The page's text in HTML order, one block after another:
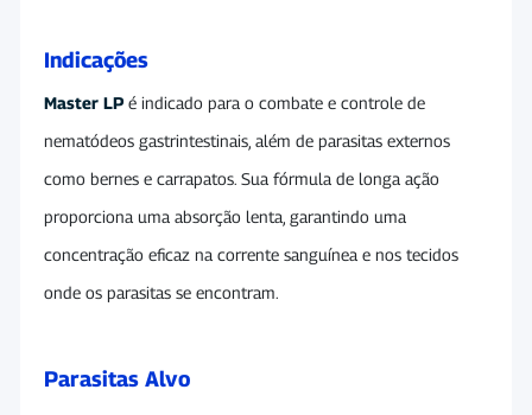
Indicações
Master LP é indicado para o combate e controle de
nematódeos gastrintestinais, além de parasitas externos
como bernes e carrapatos. Sua fórmula de longa ação
proporciona uma absorção lenta, garantindo uma
concentração eficaz na corrente sanguínea e nos tecidos
onde os parasitas se encontram.
Parasitas Alvo